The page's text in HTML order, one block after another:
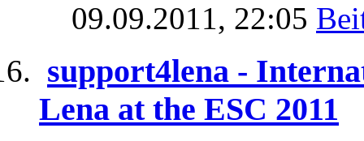
09.09.2011, 22:05
support4lena -
Lena at the ESC 2011